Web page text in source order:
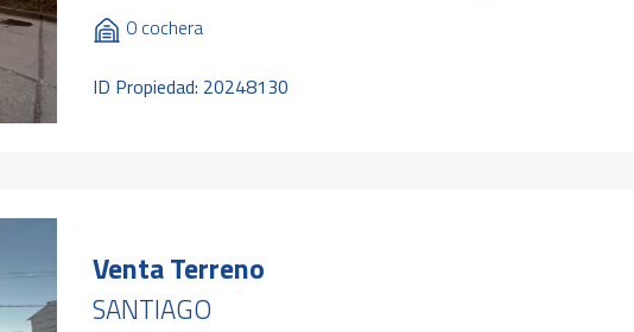
0 cochera
ID Propiedad: 20248130
Venta Terreno
SANTIAGO